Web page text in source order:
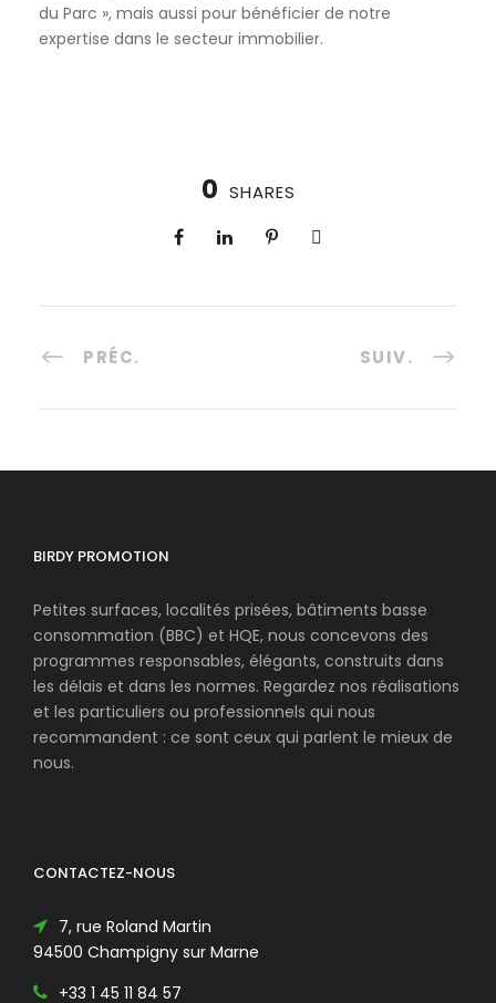
du Parc », mais aussi pour bénéficier de notre
expertise dans le secteur immobilier.
0 SHARES
PRÉC. SUIV.
BIRDY PROMOTION
Petites surfaces, localités prisées, bâtiments basse
consommation (BBC) et HQE, nous concevons des
programmes responsables, élégants, construits dans
les délais et dans les normes. Regardez nos réalisations
et les particuliers ou professionnels qui nous
recommandent : ce sont ceux qui parlent le mieux de
nous.
CONTACTEZ-NOUS
7, rue Roland Martin
94500 Champigny sur Marne
+33 1 45 11 84 57